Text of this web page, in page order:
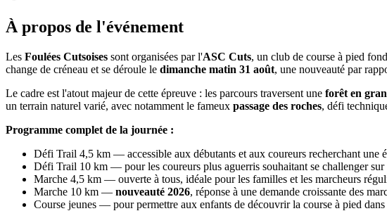
À propos de l'événement
Les Foulées Cutsoises sont organisées par l'ASC Cuts, un club de course à pied
change de créneau et se déroule le dimanche matin 31 août, une nouveauté par
Le cadre est l'atout majeur de cette épreuve : les parcours traversent une forêt en
un terrain naturel varié, avec notamment le fameux passage des roches, défi
Programme complet de la journée :
Défi Trail 4,5 km — accessible aux débutants et aux coureurs recherchant une
Défi Trail 10 km — pour les coureurs plus aguerris souhaitant se challenger sur
Marche 4,5 km — ouverte à tous, idéale pour les familles et les marcheurs
Marche 10 km — nouveauté 2026, réponse à une demande croissante des
Course jeunes — pour permettre aux enfants de découvrir la course à pied